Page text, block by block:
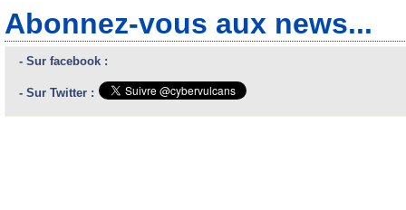
Abonnez-vous aux news...
- Sur facebook :
- Sur Twitter :